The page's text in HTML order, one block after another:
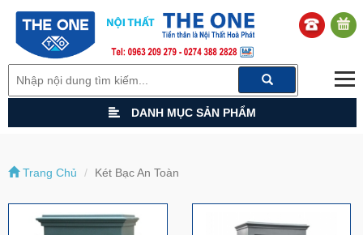
DANH MỤC SẢN PHẨM
Trang Chủ Két Bạc An Toàn